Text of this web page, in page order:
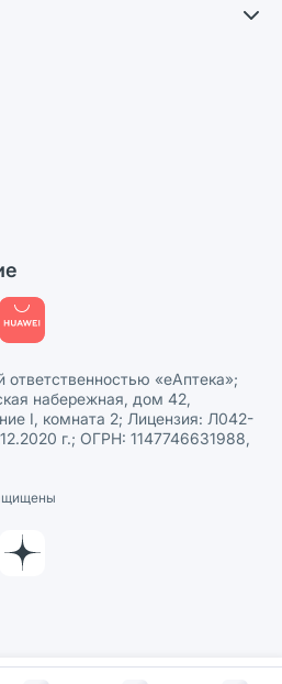
персональных данных
«еАптека»;
набережная, дом 42,
I, комната 2; Лицензия: Л042-
г.; ОГРН: 1147746631988,